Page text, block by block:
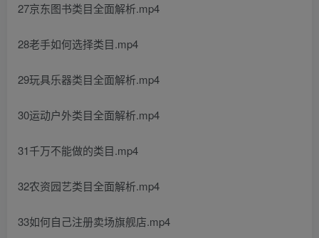
27京东图书类目全面解析.mp4
28老手如何选择类目.mp4
29玩具乐器类目全面解析.mp4
30运动户外类目全面解析.mp4
31千万不能做的类目.mp4
32农资园艺类目全面解析.mp4
33如何自己注册卖场旗舰店.mp4